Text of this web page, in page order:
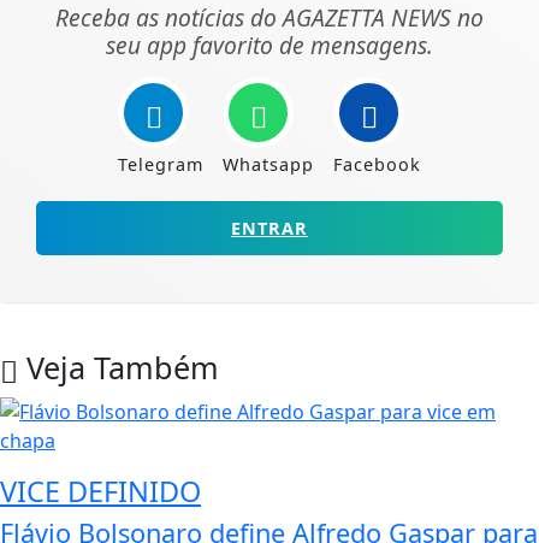
Receba as notícias do AGAZETTA NEWS no
seu app favorito de mensagens.
Telegram Whatsapp Facebook
ENTRAR
Veja Também
VICE DEFINIDO
Flávio Bolsonaro define Alfredo Gaspar para